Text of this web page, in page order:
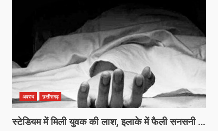
अपराध छत्तीसगढ़
स्टेडियम में मिली युवक की लाश, इलाके में फैली सनसनी …